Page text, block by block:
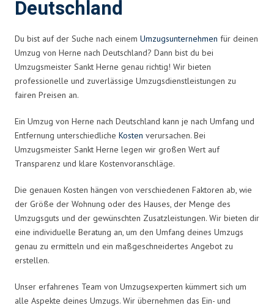
Deutschland
Du bist auf der Suche nach einem Umzugsunternehmen für deinen
Umzug von Herne nach Deutschland? Dann bist du bei
Umzugsmeister Sankt Herne genau richtig! Wir bieten
professionelle und zuverlässige Umzugsdienstleistungen zu
fairen Preisen an.
Ein Umzug von Herne nach Deutschland kann je nach Umfang und
Entfernung unterschiedliche Kosten verursachen. Bei
Umzugsmeister Sankt Herne legen wir großen Wert auf
Transparenz und klare Kostenvoranschläge.
Die genauen Kosten hängen von verschiedenen Faktoren ab, wie
der Größe der Wohnung oder des Hauses, der Menge des
Umzugsguts und der gewünschten Zusatzleistungen. Wir bieten dir
eine individuelle Beratung an, um den Umfang deines Umzugs
genau zu ermitteln und ein maßgeschneidertes Angebot zu
erstellen.
Unser erfahrenes Team von Umzugsexperten kümmert sich um
alle Aspekte deines Umzugs. Wir übernehmen das Ein- und